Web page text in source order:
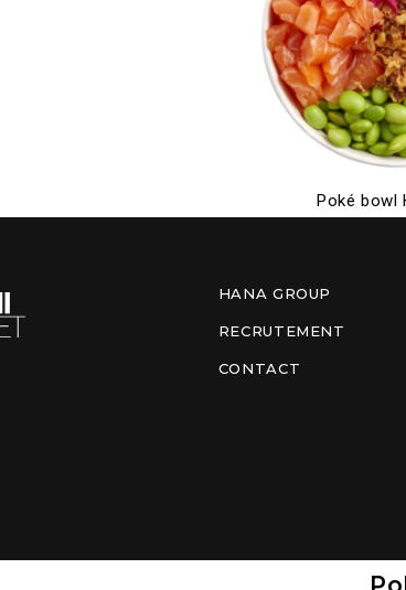
Poké bowl
HANA GROUP
RECRUTEMENT
CONTACT